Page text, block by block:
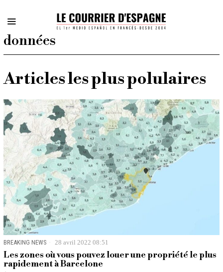
données
Articles les plus polulaires
BREAKING NEWS 28 avril 2022 08:51
Les zones où vous pouvez louer une propriété le plus
rapidement à Barcelone